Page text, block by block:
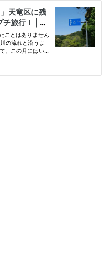
天竜区に残
旅行！ | 編
湖観光情報
ト～
ことはありません
の流れと沿うよ
、この月にはいっ